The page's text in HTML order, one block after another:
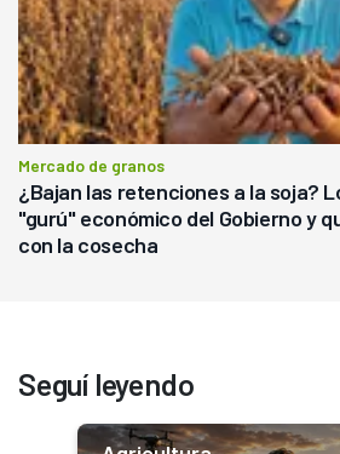
Mercado de granos
¿Bajan las retenciones a la soja?
"gurú" económico del Gobierno y
con la cosecha
Seguí leyendo